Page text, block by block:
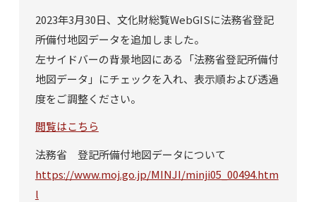
2023年3月30日、文化財総覧WebGISに法務省登記
所備付地図データを追加しました。
左サイドバーの背景地図にある「法務省登記所備付
地図データ」にチェックを入れ、表示順および透過
度をご調整ください。
閲覧はこちら
法務省 登記所備付地図データについて
https://www.moj.go.jp/MINJI/minji05_00494.htm
l